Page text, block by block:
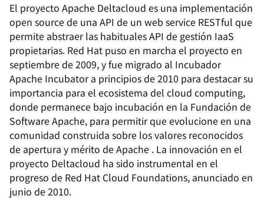
El proyecto Apache Deltacloud es una implementación
open source de una API de un web service RESTful que
permite abstraer las habituales API de gestión IaaS
propietarias. Red Hat puso en marcha el proyecto en
septiembre de 2009, y fue migrado al Incubador
Apache Incubator a principios de 2010 para destacar su
importancia para el ecosistema del cloud computing,
donde permanece bajo incubación en la Fundación de
Software Apache, para permitir que evolucione en una
comunidad construida sobre los valores reconocidos
de apertura y mérito de Apache . La innovación en el
proyecto Deltacloud ha sido instrumental en el
progreso de Red Hat Cloud Foundations, anunciado en
junio de 2010.